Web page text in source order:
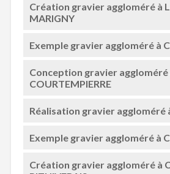
Création gravier aggloméré à
MARIGNY
Exemple gravier aggloméré à
Conception gravier aggloméré
COURTEMPIERRE
Réalisation gravier aggloméré
Exemple gravier aggloméré à
Création gravier aggloméré à